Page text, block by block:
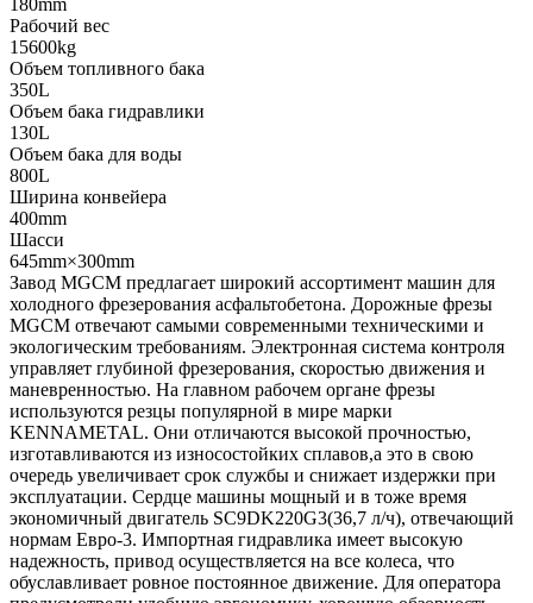
Рабочий вес
15600kg
Объем топливного бака
350L
Объем бака гидравлики
130L
Объем бака для воды
800L
Ширина конвейера
400mm
Шасси
645mm×300mm
Завод MGCM предлагает широкий ассортимент машин для
холодного фрезерования асфальтобетона. Дорожные фрезы
MGCM отвечают самыми современными техническими и
экологическим требованиям. Электронная система контроля
управляет глубиной фрезерования, скоростью движения и
маневренностью. На главном рабочем органе фрезы
используются резцы популярной в мире марки
KENNAMETAL. Они отличаются высокой прочностью,
изготавливаются из износостойких сплавов,а это в свою
очередь увеличивает срок службы и снижает издержки при
эксплуатации. Сердце машины мощный и в тоже время
экономичный двигатель SC9DK220G3(36,7 л/ч), отвечающий
нормам Евро-3. Импортная гидравлика имеет высокую
надежность, привод осуществляется на все колеса, что
обуславливает ровное постоянное движение. Для оператора